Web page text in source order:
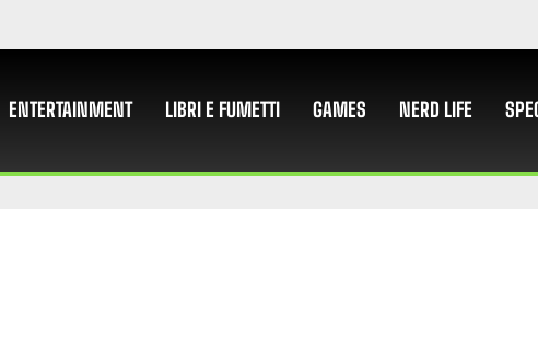
ENTERTAINMENT LIBRI E FUMETTI GAMES NERD LIFE